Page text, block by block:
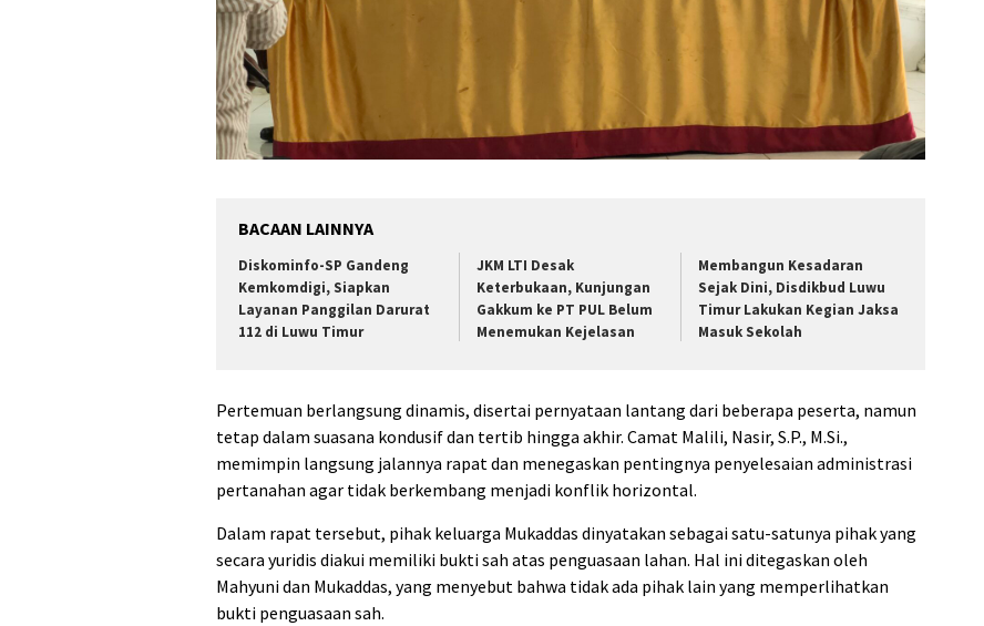
BACAAN LAINNYA
Diskominfo-SP Gandeng
Kemkomdigi, Siapkan
Layanan Panggilan Darurat
112 di Luwu Timur
JKM LTI Desak
Keterbukaan, Kunjungan
Gakkum ke PT PUL Belum
Menemukan Kejelasan
Membangun Kesadaran
Sejak Dini, Disdikbud Luwu
Timur Lakukan Kegian Jaksa
Masuk Sekolah
Pertemuan berlangsung dinamis, disertai pernyataan lantang dari beberapa peserta, namun
tetap dalam suasana kondusif dan tertib hingga akhir. Camat Malili, Nasir, S.P., M.Si.,
memimpin langsung jalannya rapat dan menegaskan pentingnya penyelesaian administrasi
pertanahan agar tidak berkembang menjadi konflik horizontal.
Dalam rapat tersebut, pihak keluarga Mukaddas dinyatakan sebagai satu-satunya pihak yang
secara yuridis diakui memiliki bukti sah atas penguasaan lahan. Hal ini ditegaskan oleh
Mahyuni dan Mukaddas, yang menyebut bahwa tidak ada pihak lain yang memperlihatkan
bukti penguasaan sah.